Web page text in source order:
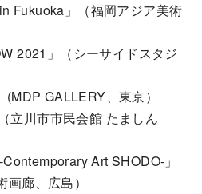
Fukuoka」（福岡アジア美術
2021」（シーサイドスタジ
GALLERY、東京）
立川市市民会館 たましん
Art SHODO-」
画廊、広島）